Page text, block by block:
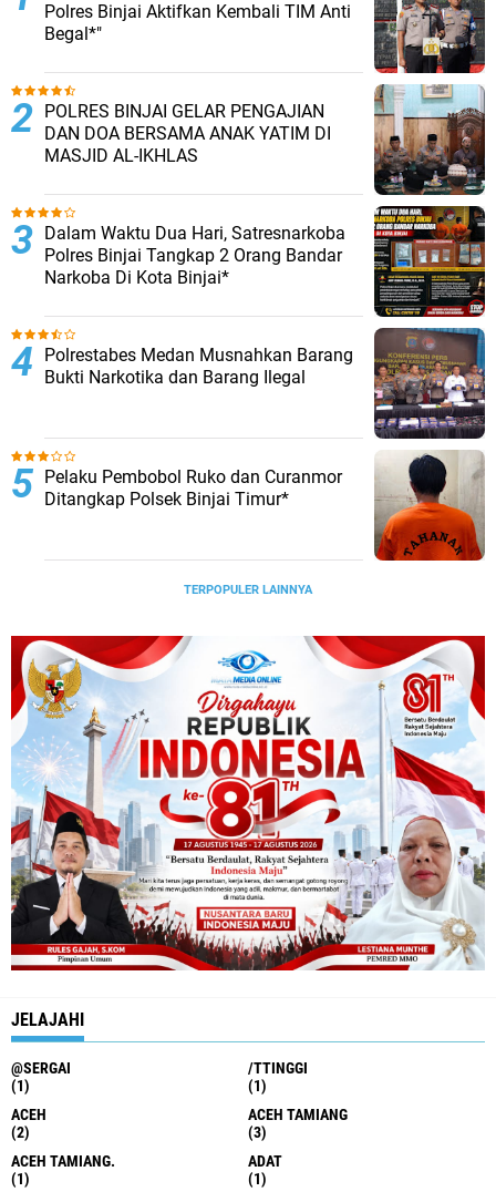
Polres Binjai Aktifkan Kembali TIM Anti
Begal*"
POLRES BINJAI GELAR PENGAJIAN
DAN DOA BERSAMA ANAK YATIM DI
MASJID AL-IKHLAS
Dalam Waktu Dua Hari, Satresnarkoba
Polres Binjai Tangkap 2 Orang Bandar
Narkoba Di Kota Binjai*
Polrestabes Medan Musnahkan Barang
Bukti Narkotika dan Barang Ilegal
Pelaku Pembobol Ruko dan Curanmor
Ditangkap Polsek Binjai Timur*
TERPOPULER LAINNYA
JELAJAHI
@SERGAI
(1)
/TTINGGI
(1)
ACEH
(2)
ACEH TAMIANG
(3)
ACEH TAMIANG.
(1)
ADAT
(1)